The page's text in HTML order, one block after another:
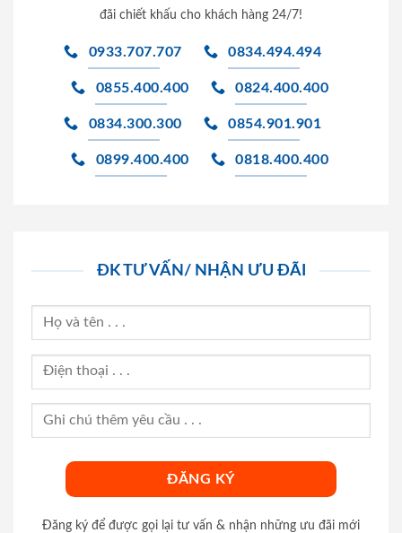
đãi chiết khấu cho khách hàng 24/7!
0933.707.707 0834.494.494
0855.400.400 0824.400.400
0834.300.300 0854.901.901
0899.400.400 0818.400.400
ĐK TƯ VẤN/ NHẬN ƯU ĐÃI
Đăng ký để được gọi lại tư vấn & nhận những ưu đãi mới